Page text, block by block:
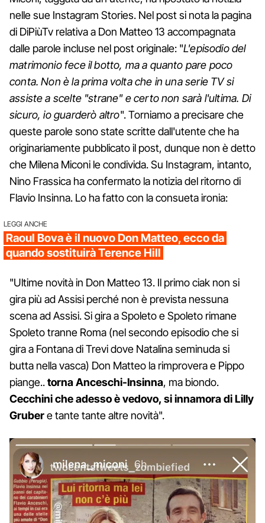
nelle sue Instagram Stories. Nel post si nota la pagina
di DiPiùTv relativa a Don Matteo 13 accompagnata
dalle parole incluse nel post originale: "L'episodio del
matrimonio fece il botto, ma a quanto pare poco
conta. Non è la prima volta che in una serie TV si
assiste a scelte "strane" e certo non sarà l'ultima. Di
sicuro, io guarderò altro". Torniamo a precisare che
queste parole sono state scritte dall'utente che ha
originariamente pubblicato il post, dunque non è detto
che Milena Miconi le condivida. Su Instagram, intanto,
Nino Frassica ha confermato la notizia del ritorno di
Flavio Insinna. Lo ha fatto con la consueta ironia:
LEGGI ANCHE
Raoul Bova è il nuovo Don Matteo, ecco da
quando sostituirà Terence Hill
"Ultime novità in Don Matteo 13. Il primo ciak non si
gira più ad Assisi perché non è prevista nessuna
scena ad Assisi. Si gira a Spoleto e Spoleto rimane
Spoleto tranne Roma (nel secondo episodio che si
gira a Fontana di Trevi dove Natalina seminuda si
butta nella vasca) Don Matteo la rimprovera e Pippo
piange..torna Anceschi-Insinna, ma biondo.
Cecchini che adesso è vedovo, si innamora di Lilly
Grubere tante tante altre novità".